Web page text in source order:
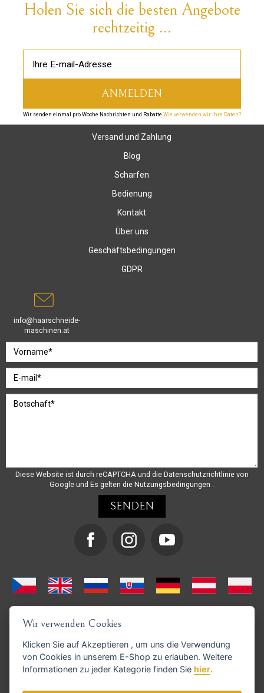
Holen Sie sich die besten Angebote
rechtzeitig ...
Wir senden einmal pro Woche Nachrichten und Rabatte.Wie verwenden wir Ihre Daten?
Versand und Zahlung
Blog
Scharfen
Bedienung
Kontakt
Über uns
Geschäftsbedingungen
GDPR
info@haarschneide-
maschinen.at
Diese Website ist durch reCAPTCHA und die Datenschutzrichtlinie von
Google und Es gelten die Nutzungsbedingungen .
GoPay-Zahlungen möglich
Wir verwenden Cookies
Klicken Sie auf Akzeptieren , um uns die Verwendung
von Cookies in unserem E-Shop zu erlauben. Weitere
Informationen zu jeder Kategorie finden Sie hier.